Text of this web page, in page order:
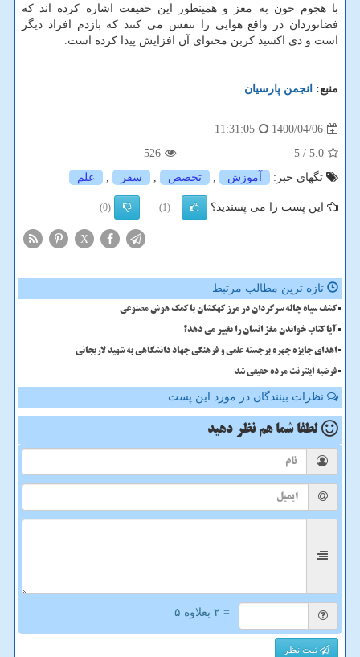
با هجوم خون به مغز و همینطور این حقیقت اشاره کرده اند که
فضانوردان در واقع هوایی را تنفس می کنند که بازدم افراد دیگر
است و دی اکسید کربن محتوای آن افزایش پیدا کرده است.
منبع: انجمن پارسیان
1400/04/06
11:31:05
5.0
/ 5
526
تگهای خبر:
آموزش , تخصص , سفر , علم
این پست را می پسندید؟ (1)
(0)
X
تازه ترین مطالب مرتبط
کشف سیاه چاله سرگردان در مرز کهکشان با کمک هوش مصنوعی
آیا کتاب خواندن مغز انسان را تغییر می دهد؟
اهدای جایزه چهره برجسته علمی و فرهنگی جهاد دانشگاهی به شهید لاریجانی
فرضیه اینترنت مرده حقیقی شد
نظرات بینندگان در مورد این پست
لطفا شما هم نظر دهید
= ۲ بعلاوه ۵
ثبت نظر